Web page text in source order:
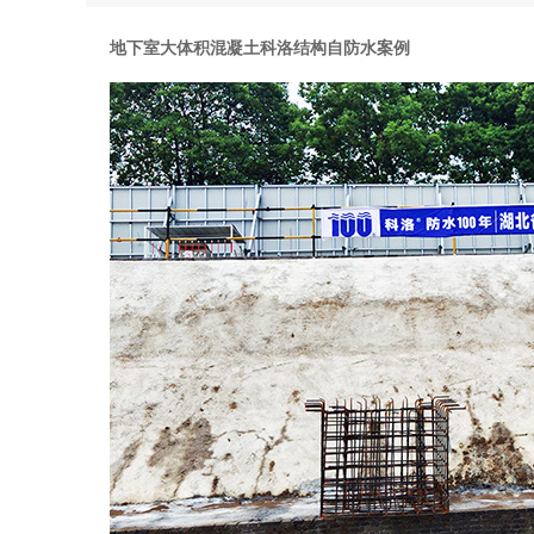
工程案例
地下室大体积混凝土科洛结构自防水案例